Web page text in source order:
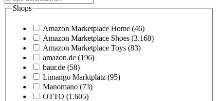
Shops
Amazon Marketplace Home (46)
Amazon Marketplace Shoes (3.168)
Amazon Marketplace Toys (83)
amazon.de (196)
baur.de (58)
Limango Marktplatz (95)
Manomano (73)
OTTO (1.605)